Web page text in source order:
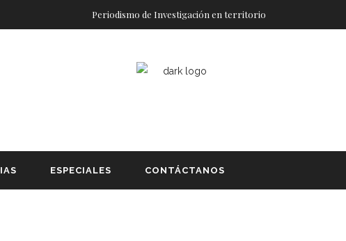
Periodismo de Investigación en territorio
ESPECIALES CONTÁCTANOS